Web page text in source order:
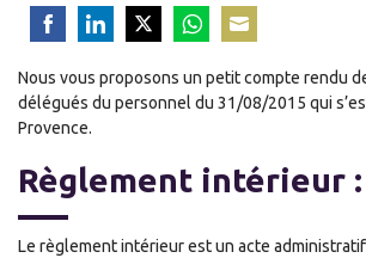
on
Facebook
on
LinkedIn
on
Twitter
on
WhatsApp
on
Email
Nous vous proposons un petit compte rendu
délégués du personnel du 31/08/2015 qui
Provence.
Règlement intérieur :
Le règlement intérieur est un acte